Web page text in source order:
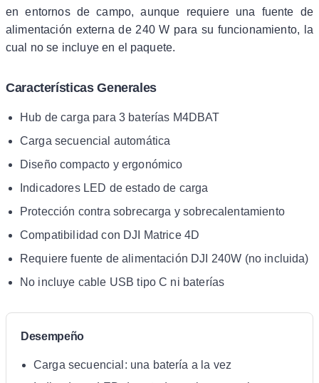
en entornos de campo, aunque requiere una fuente de
alimentación externa de 240 W para su funcionamiento, la
cual no se incluye en el paquete.
Características Generales
Hub de carga para 3 baterías M4DBAT
Carga secuencial automática
Diseño compacto y ergonómico
Indicadores LED de estado de carga
Protección contra sobrecarga y sobrecalentamiento
Compatibilidad con DJI Matrice 4D
Requiere fuente de alimentación DJI 240W (no incluida)
No incluye cable USB tipo C ni baterías
Desempeño
Carga secuencial: una batería a la vez